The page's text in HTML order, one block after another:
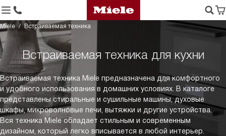
Miele Встраиваемая техника
Встраиваемая техника для кухни
Встраиваемая техника Miele предназначена для комфортного
и удобного использования в домашних условиях. В каталоге
представлены стиральные и сушильные машины, духовые
шкафы, микроволновые печи, вытяжки и другие устройства.
Вся техника Miele обладает стильным и современным
дизайном, который легко вписывается в любой интерьер.